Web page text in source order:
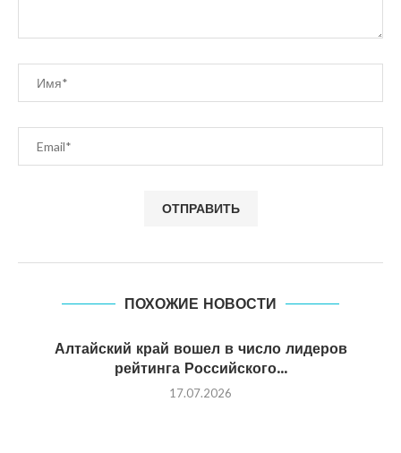
ПОХОЖИЕ НОВОСТИ
Алтайский край вошел в число лидеров
рейтинга Российского...
17.07.2026